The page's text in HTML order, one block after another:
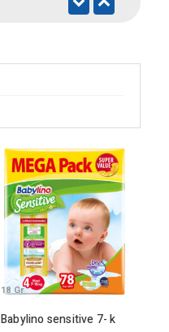
Babylino sensitive 7-
18Gr
k